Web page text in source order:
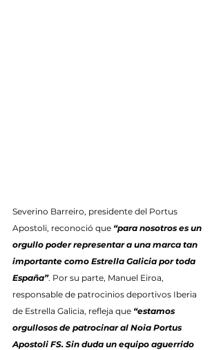
Severino Barreiro, presidente del Portus
Apostoli, reconoció que “para nosotros es un
orgullo poder representar a una marca tan
importante como Estrella Galicia por toda
España”. Por su parte, Manuel Eiroa,
responsable de patrocinios deportivos Iberia
de Estrella Galicia, refleja que “estamos
orgullosos de patrocinar al Noia Portus
Apostoli FS. Sin duda un equipo aguerrido